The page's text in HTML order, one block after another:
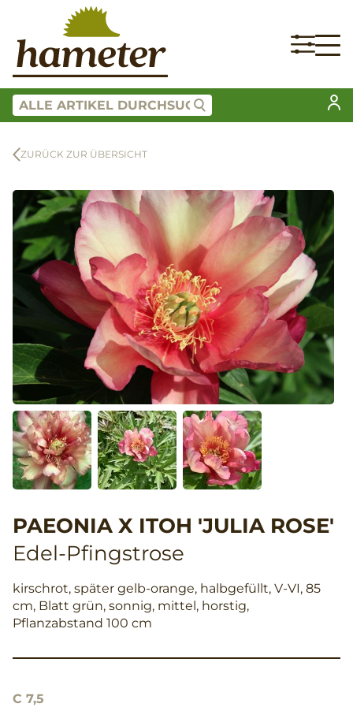
ZURÜCK ZUR ÜBERSICHT
PAEONIA X ITOH 'JULIA ROSE'
Edel-Pfingstrose
kirschrot, später gelb-orange, halbgefüllt, V-VI, 85
cm, Blatt grün, sonnig, mittel, horstig,
Pflanzabstand 100 cm
C 7,5